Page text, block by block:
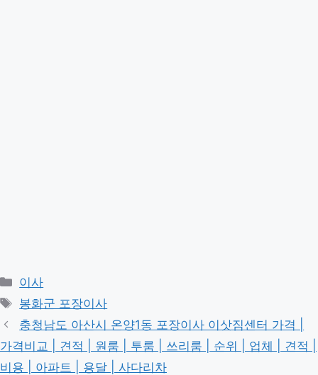
카
테
고
리
이사
태
그
봉화군 포장이사
충청남도 아산시 온양1동 포장이사 이삿짐센터 가격 |
가격비교 | 견적 | 원룸 | 투룸 | 쓰리룸 | 순위 | 업체 | 견적 |
비용 | 아파트 | 용달 | 사다리차